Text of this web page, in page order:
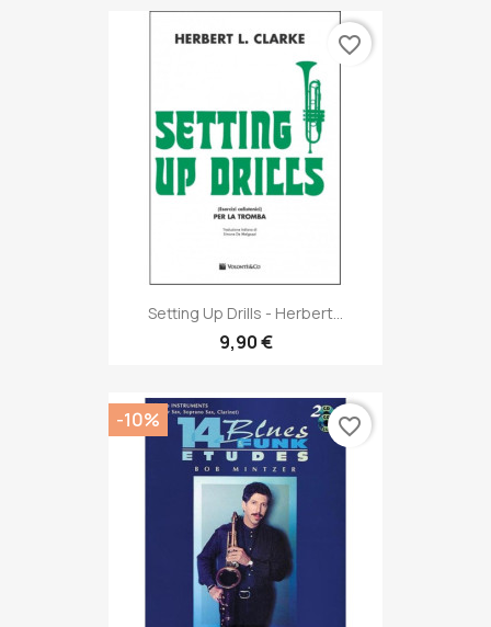
Setting Up Drills - Herbert...
9,90 €
favorite_border
-10% favorite_border